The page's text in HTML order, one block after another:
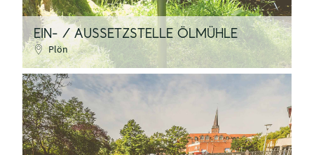
EIN- / AUSSETZSTELLE ÖLMÜHLE
Plön